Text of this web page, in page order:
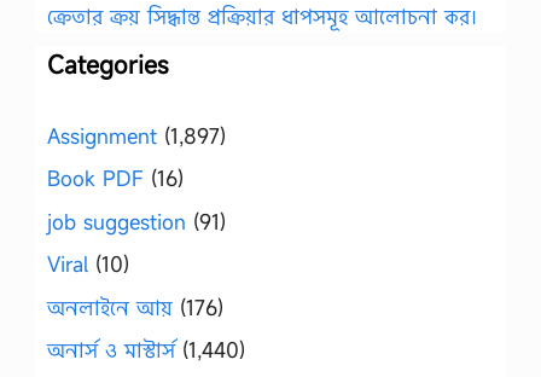
ক্রেতার ক্রয় সিদ্ধান্ত প্রক্রিয়ার ধাপসমূহ আলোচনা কর।
Categories
Assignment (1,897)
Book PDF (16)
job suggestion (91)
Viral (10)
অনলাইনে আয় (176)
অনার্স ও মাস্টার্স(1,440)